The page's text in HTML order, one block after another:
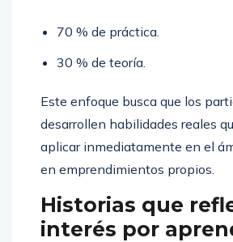
70 % de práctica.
30 % de teoría.
Este enfoque busca que los
desarrollen habilidades reales
aplicar inmediatamente en el
en emprendimientos propios.
Historias que
interés por